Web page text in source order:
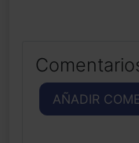
AÑADIR